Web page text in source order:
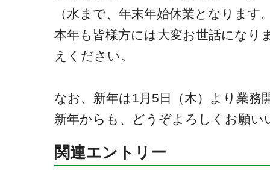
（水まで、年末年始休業となります
本年も皆様方には大変お世話になり
えください。
なお、新年は1月5日（木）より業務
新年からも、どうぞよろしくお願い
関連エントリー